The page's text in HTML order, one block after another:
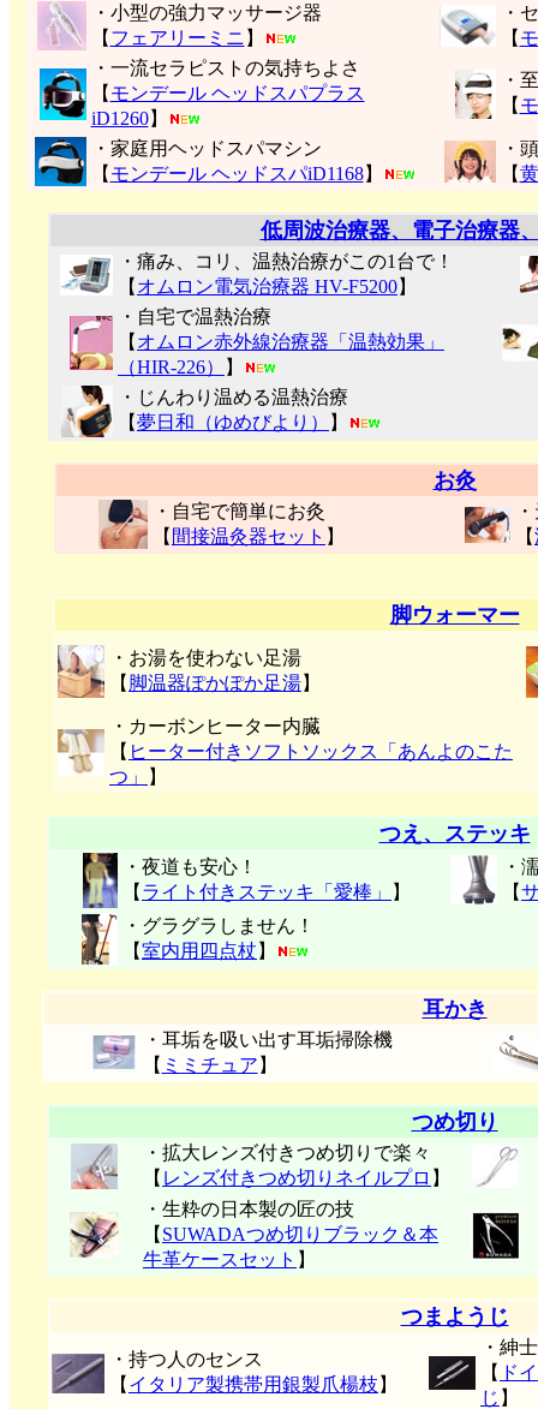
・小型の強力マッサージ器
【 フェアリーミニ 】
・
【
・一流セラピストの気持ちよさ
【 モンデール ヘッドスパプラス
iD1260】
・
【
・家庭用ヘッドスパマシン
【 モンデール ヘッドスパiD1168】
・
【
低周波治療器、電子治療器
・痛み、コリ、温熱治療がこの1台で！
【 オムロン電気治療器 HV-F5200】
・自宅で温熱治療
【 オムロン赤外線治療器「温熱効果」
（HIR-226）
】
・じんわり温める温熱治療
【夢日和（ゆめびより） 】
お灸
・自宅で簡単にお灸
【 間接温灸器セット 】
【
脚ウォーマー
・お湯を使わない足湯
【 脚温器ぽかぽか足湯】
・カーボンヒーター内臓
【 ヒーター付きソフトソックス「あんよのこた
つ」
】
つえ、ステッキ
・夜道も安心！
【 ライト付きステッキ「愛棒」 】
・
【
・グラグラしません！
【室内用四点杖 】
耳かき
・耳垢を吸い出す耳垢掃除機
【 ミミチュア 】
つめ切り
・拡大レンズ付きつめ切りで楽々
【 レンズ付きつめ切りネイルプロ 】
・生粋の日本製の匠の技
【 SUWADAつめ切りブラック＆本
牛革ケースセット 】
つまようじ
・持つ人のセンス
【 イタリア製携帯用銀製爪楊枝 】
・紳
【 ド
じ 】